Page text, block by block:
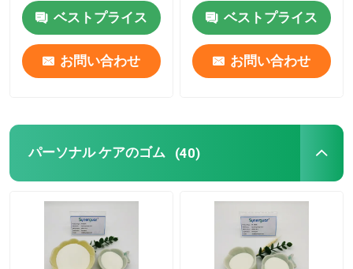
います
ベストプライス
お問い合わせ
代替品です
ベストプライス
お問い合わせ
パーソナル ケアのゴム (40)